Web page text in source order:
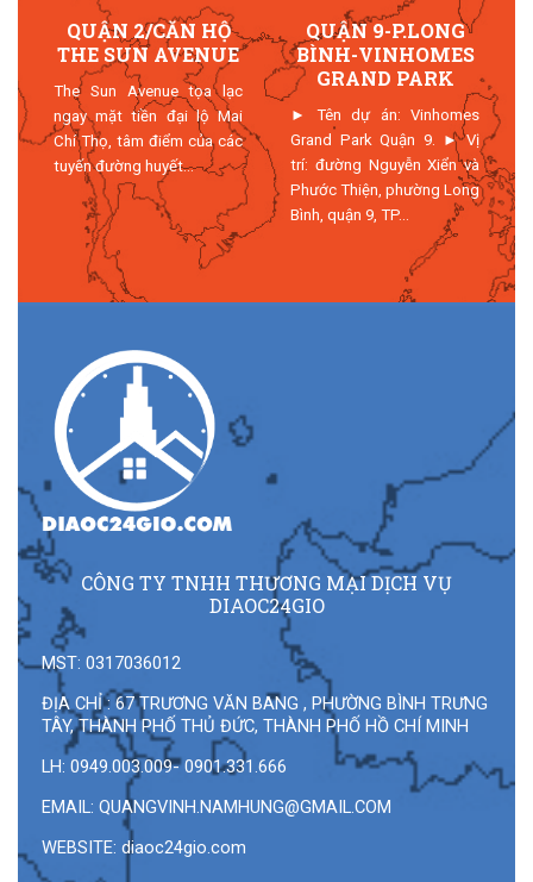
QUẬN 2/CĂN HỘ
THE SUN AVENUE
The Sun Avenue tọa lạc
ngay mặt tiền đại lộ Mai
Chí Thọ, tâm điểm của các
tuyến đường huyết...
QUẬN 9-P.LONG
BÌNH-VINHOMES
GRAND PARK
► Tên dự án: Vinhomes
Grand Park Quận 9. ► Vị
trí: đường Nguyễn Xiển và
Phước Thiện, phường Long
Bình, quận 9, TP...
CÔNG TY TNHH THƯƠNG MẠI DỊCH VỤ
DIAOC24GIO
MST: 0317036012
ĐỊA CHỈ : 67 TRƯƠNG VĂN BANG , PHƯỜNG BÌNH TRƯNG
TÂY, THÀNH PHỐ THỦ ĐỨC, THÀNH PHỐ HỒ CHÍ MINH
LH: 0949.003.009- 0901.331.666
EMAIL: QUANGVINH.NAMHUNG@GMAIL.COM
WEBSITE: diaoc24gio.com